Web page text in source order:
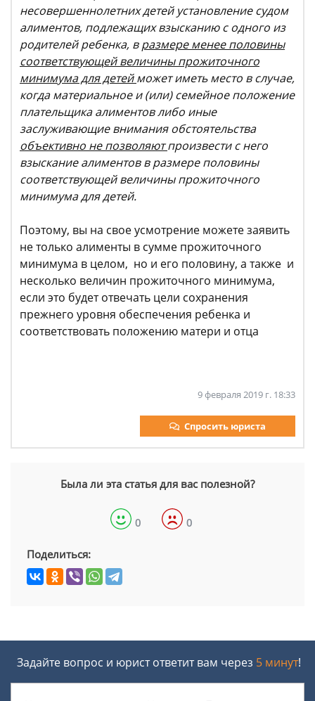
несовершеннолетних детей установление судом
алиментов, подлежащих взысканию с одного из
родителей ребенка, вразмере менее половины
соответствующей величины прожиточного
минимума для детейможет иметь место в случае,
когда материальное и (или) семейное положение
плательщика алиментов либо иные
заслуживающие внимания обстоятельства
объективно не позволяютпроизвести с него
взыскание алиментов в размере половины
соответствующей величины прожиточного
минимума для детей.
Поэтому, вы на свое усмотрение можете заявить
не только алименты в сумме прожиточного
минимума в целом, но и его половину, а также и
несколько величин прожиточного минимума,
если это будет отвечать цели сохранения
прежнего уровня обеспечения ребенка и
соответствовать положению матери и отца
9 февраля 2019 г. 18:33
Спросить юриста
Была ли эта статья для вас полезной?
0 0
Поделиться:
Задайте вопрос и юрист ответит вам через 5 минут!